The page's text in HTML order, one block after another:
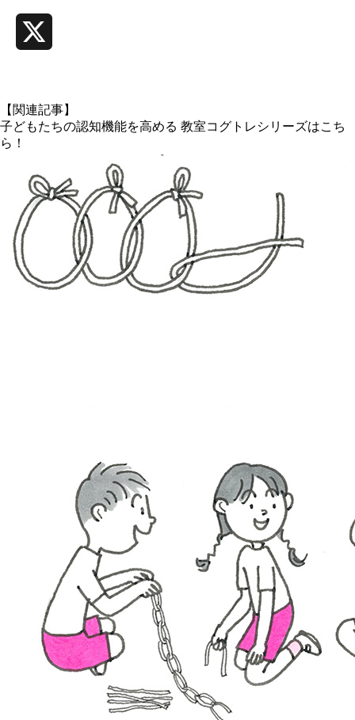
【関連記事】
子どもたちの認知機能を高める 教室コグトレシリーズはこち
ら！